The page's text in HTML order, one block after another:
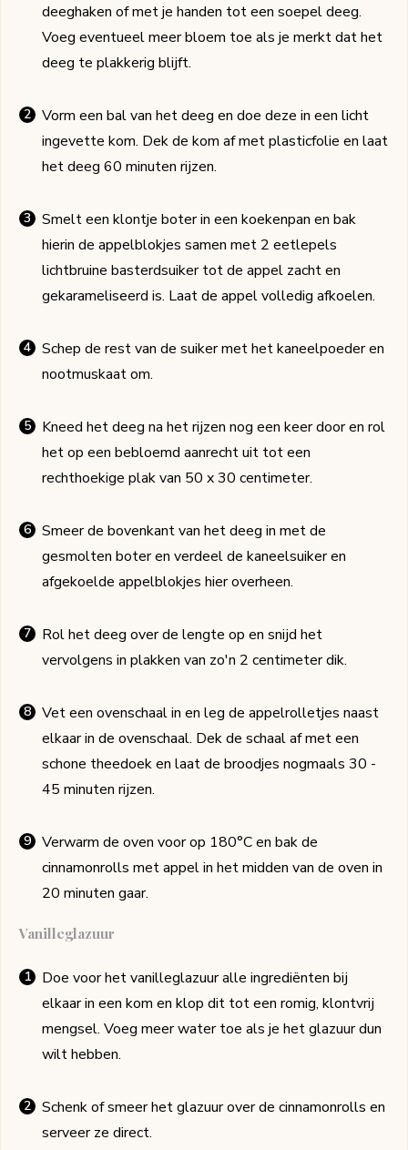
deeghaken of met je handen tot een soepel deeg.
Voeg eventueel meer bloem toe als je merkt dat het
deeg te plakkerig blijft.
Vorm een bal van het deeg en doe deze in een licht
ingevette kom. Dek de kom af met plasticfolie en laat
het deeg 60 minuten rijzen.
Smelt een klontje boter in een koekenpan en bak
hierin de appelblokjes samen met 2 eetlepels
lichtbruine basterdsuiker tot de appel zacht en
gekarameliseerd is. Laat de appel volledig afkoelen.
Schep de rest van de suiker met het kaneelpoeder en
nootmuskaat om.
Kneed het deeg na het rijzen nog een keer door en rol
het op een bebloemd aanrecht uit tot een
rechthoekige plak van 50 x 30 centimeter.
Smeer de bovenkant van het deeg in met de
gesmolten boter en verdeel de kaneelsuiker en
afgekoelde appelblokjes hier overheen.
Rol het deeg over de lengte op en snijd het
vervolgens in plakken van zo'n 2 centimeter dik.
Vet een ovenschaal in en leg de appelrolletjes naast
elkaar in de ovenschaal. Dek de schaal af met een
schone theedoek en laat de broodjes nogmaals 30 -
45 minuten rijzen.
Verwarm de oven voor op 180°C en bak de
cinnamonrolls met appel in het midden van de oven in
20 minuten gaar.
Vanilleglazuur
Doe voor het vanilleglazuur alle ingrediënten bij
elkaar in een kom en klop dit tot een romig, klontvrij
mengsel. Voeg meer water toe als je het glazuur dun
wilt hebben.
Schenk of smeer het glazuur over de cinnamonrolls en
serveer ze direct.